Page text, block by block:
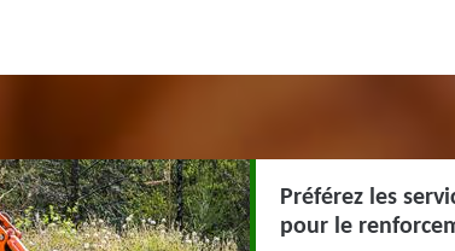
Préférez les
pour le